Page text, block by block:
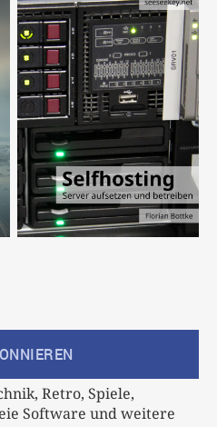
Retro, Spiele,
Software und weitere